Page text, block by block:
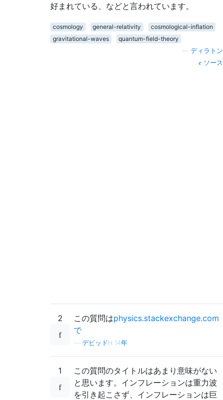
好まれている、などと言われています。
cosmology general-relativity
cosmological-inflation
gravitational-waves
quantum-field-theory
ディラトン
ソース
2 この質問はphysics.stackexchange.com
で
デビッドH 14年
1
この質問のタイトルはあまり意味がない
と思います。インフレーションは重力波
を引き起こさず、インフレーションは巨